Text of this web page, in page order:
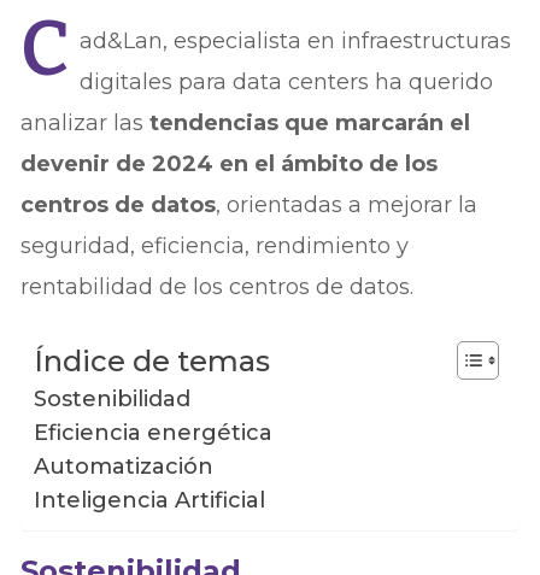
C ad&Lan, especialista en infraestructuras
digitales para data centers ha querido
analizar lastendencias que marcarán el
devenir de 2024 en el ámbito de los
centros de datos, orientadas a mejorar la
seguridad, eficiencia, rendimiento y
rentabilidad de los centros de datos.
Índice de temas
Sostenibilidad
Eficiencia energética
Automatización
Inteligencia Artificial